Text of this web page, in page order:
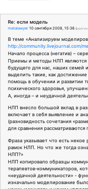
Re: если модель
metalawyer 10 сентября 2008, 15:36 (
В теме «Анализируем
http://community.livejournal.com/
Начало процесса (негатив) –
Приемы и методы НЛП являются
будущего для нас, наших
выделить такие, как
помощь в обучении и развитии
психического здоровья,
А, иногда – и неудачной
НЛП внесло большой вклад в
включает в себя выявление и
(разновидность сочетания
для сравнения
Фраза указывает что есть
рамок НЛП. Но что же тогда
НЛП?»
НЛП копировало образцы
терапевтов-коммуникаторов,
«неудачной деятельности» -
изначально моделирование